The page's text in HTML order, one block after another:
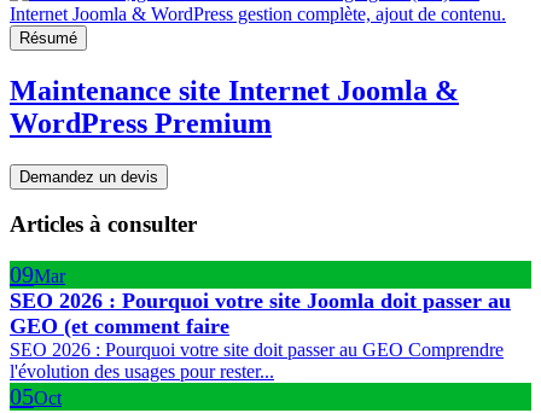
Résumé
Maintenance site Internet Joomla &
WordPress Premium
Demandez un devis
Articles à consulter
09Mar
SEO 2026 : Pourquoi votre site Joomla doit passer au
GEO (et comment faire
SEO 2026 : Pourquoi votre site doit passer au GEO Comprendre
l'évolution des usages pour rester...
05Oct